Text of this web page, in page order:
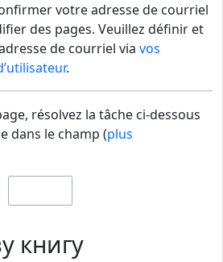
votre adresse de courriel
des pages. Veuillez définir et
de courriel via vos
.
résolvez la tâche ci-dessous
dans le champ (plus
книгу